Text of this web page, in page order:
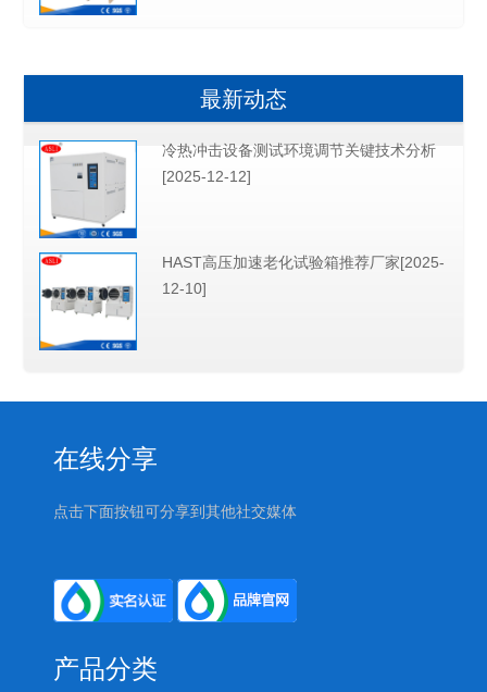
最新动态
冷热冲击设备测试环境调节关键技术分析
[2025-12-12]
HAST高压加速老化试验箱推荐厂家[2025-
12-10]
在线分享
点击下面按钮可分享到其他社交媒体
产品分类